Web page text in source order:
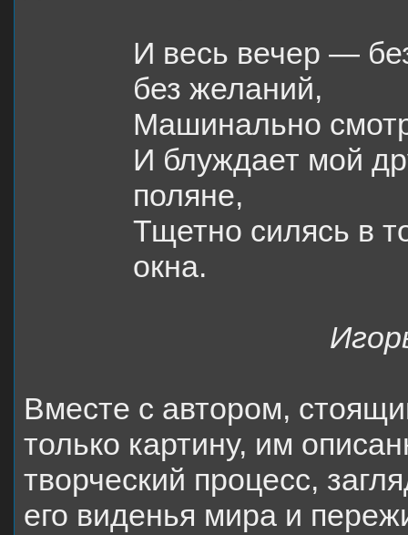
И весь вечер —
без желаний,
Машинально
И блуждает мой
поляне,
Тщетно силясь в
окна.
Вместе с автором,
только картину, им
творческий процесс,
его виденья мира и